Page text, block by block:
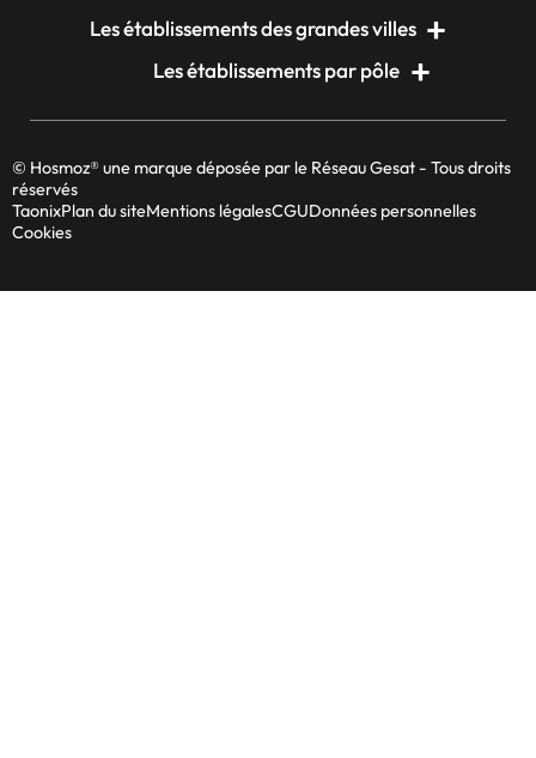
Les établissements des grandes villes
Les établissements par pôle
© Hosmoz® une marque déposée par le Réseau Gesat - Tous droits
réservés
TaonixPlan du siteMentions légalesCGUDonnées personnelles
Cookies